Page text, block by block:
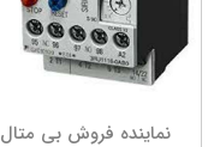
نماینده فروش بی متال